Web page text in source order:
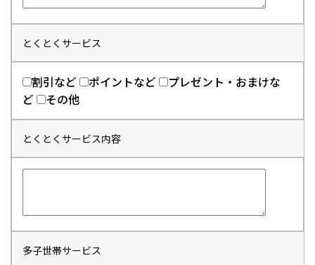
とくとくサービス
割引など ポイントなど
プレゼント・おまけな
ど
その他
とくとくサービス内容
多子世帯サービス